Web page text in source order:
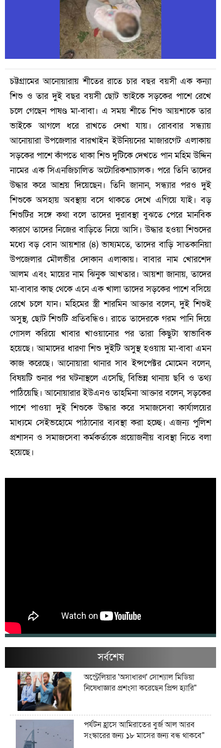
চট্টগ্রামের আনোয়ারায় শীতের রাতে চার বছর বয়সী এক কন্যা
শিশু ও তার দুই বছর বয়সী ছোট ভাইকে সড়কের পাশে রেখে
চলে গেছেন পাষণ্ড মা-বাবা। এ সময় শীতে শিশু আয়শাকে তার
ভাইকে আগলে ধরে রাখতে দেখা যায়। রোববার সন্ধ্যায়
আনোয়ারা উপজেলার বারখাইন ইউনিয়নের মাজারগেট এলাকায়
সড়কের পাশে কাঁপতে থাকা শিশু দুটিকে দেখতে পান মহিম উদ্দিন
নামের এক সিএনজিচালিত অটোরিকশাচালক। পরে তিনি তাদের
উদ্ধার করে আশ্রয় দিয়েছেন। তিনি জানান, সন্ধ্যার পরও দুই
শিশুকে অসহায় অবস্থায় বসে থাকতে দেখে এগিয়ে যাই। বড়
শিশুটির সঙ্গে কথা বলে তাদের দুরাবস্থা বুঝতে পেরে মানবিক
কারণে তাদের নিজের বাড়িতে নিয়ে আসি। উদ্ধার হওয়া শিশুদের
মধ্যে বড় বোন আয়শার (৪) ভাষ্যমতে, তাদের বাড়ি সাতকানিয়া
উপজেলার মৌলভীর দোকান এলাকায়। বাবার নাম খোরশেদ
আলম এবং মায়ের নাম ঝিনুক আখতার। আয়শা জানায়, তাদের
মা-বাবার কাছ থেকে এনে এক খালা তাদের সড়কের পাশে বসিয়ে
রেখে চলে যান। মহিমের স্ত্রী শারমিন আক্তার বলেন, দুই শিশুই
অসুস্থ, ছোট শিশুটি প্রতিবন্ধিও। রাতে তাদেরকে গরম পানি দিয়ে
গোসল করিয়ে খাবার খাওয়ানোর পর তারা কিছুটা স্বাভাবিক
হয়েছে। আমাদের ধারণা শিশু দুইটি অসুস্থ হওয়ায় মা-বাবা এমন
কাজ করেছে। আনোয়ারা থানার সাব ইন্সপেক্টর মোমেন বলেন,
বিষয়টি শুনার পর ঘটনাস্থলে এসেছি, বিভিন্ন থানায় ছবি ও তথ্য
পাঠিয়েছি। আনোয়ারার ইউএনও তাহমিনা আক্তার বলেন, সড়কের
পাশে পাওয়া দুই শিশুকে উদ্ধার করে সমাজসেবা কার্যালয়ের
মাধ্যমে সেইভহোমে পাঠানোর ব্যবস্থা করা হচ্ছে। এজন্য পুলিশ
প্রশাসন ও সমাজসেবা কর্মকর্তাকে প্রয়োজনীয় ব্যবস্থা নিতে বলা
হয়েছে।
সর্বশেষ
অস্ট্রেলিয়ার 'অসাধারণ' সোশ্যাল মিডিয়া
নিষেধাজ্ঞার প্রশংসা করেছেন প্রিন্স হ্যারি"
পর্যটন হ্রাসে আমিরাতের বুর্জ আল আরব
সংস্কারের জন্য ১৮ মাসের জন্য বন্ধ থাকবে"